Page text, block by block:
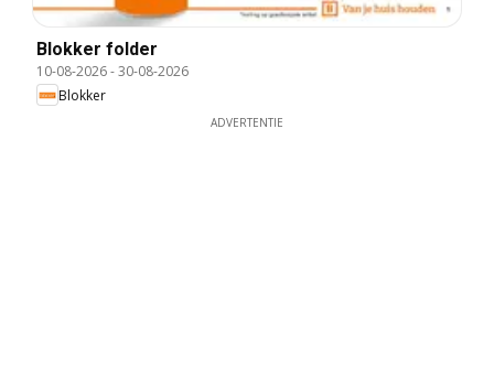
Blokker folder
10-08-2026-30-08-2026
Blokker
ADVERTENTIE